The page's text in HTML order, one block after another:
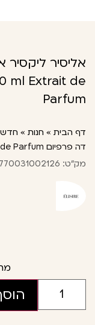
אליסיר
ml Extrait de
Parfum
דף הבית » חנות »
דה פרפיום Élisire LIXIR ABSOLU 30 ml Extrait de Parfum
מק"ט: 3770031002126